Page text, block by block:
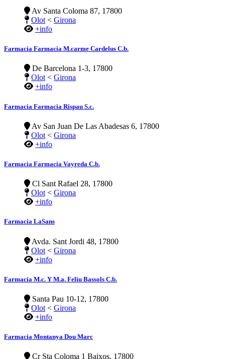
Av Santa Coloma 87, 17800
Olot < Girona
+info
Farmacia Farmacia M.carme Cardelus C.b.
De Barcelona 1-3, 17800
Olot< Girona
+info
Farmacia Farmacia Rispau S.c.
Av San Juan De Las Abadesas 6, 17800
Olot < Girona
+info
Farmacia Farmacia Vayreda C.b.
Cl Sant Rafael 28, 17800
Olot < Girona
+info
Farmacia LaSans
Avda. Sant Jordi 48, 17800
Olot < Girona
+info
Farmacia M.c. Y M.a. Feliu Bassols C.b.
Santa Pau 10-12, 17800
Olot < Girona
+info
Farmacia Montanya Dou Marc
Cr Sta Coloma 1 Baixos, 17800